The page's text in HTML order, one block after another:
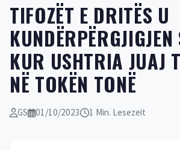
TIFOZËT E DRITËS U
KUNDËRPËRGJIGJEN
KUR USHTRIA JUAJ
NË TOKËN TONË
GS 01/10/2023 1 Min. Lesezeit